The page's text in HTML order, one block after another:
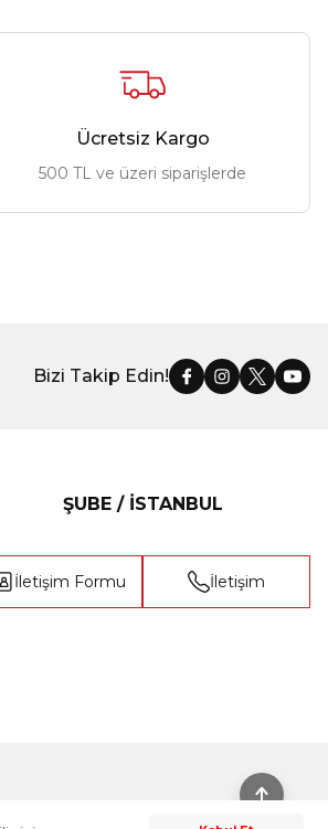
Ücretsiz Kargo
500 TL ve üzeri siparişlerde
Bizi Takip Edin!
ŞUBE / İSTANBUL
İletişim Formu İletişim